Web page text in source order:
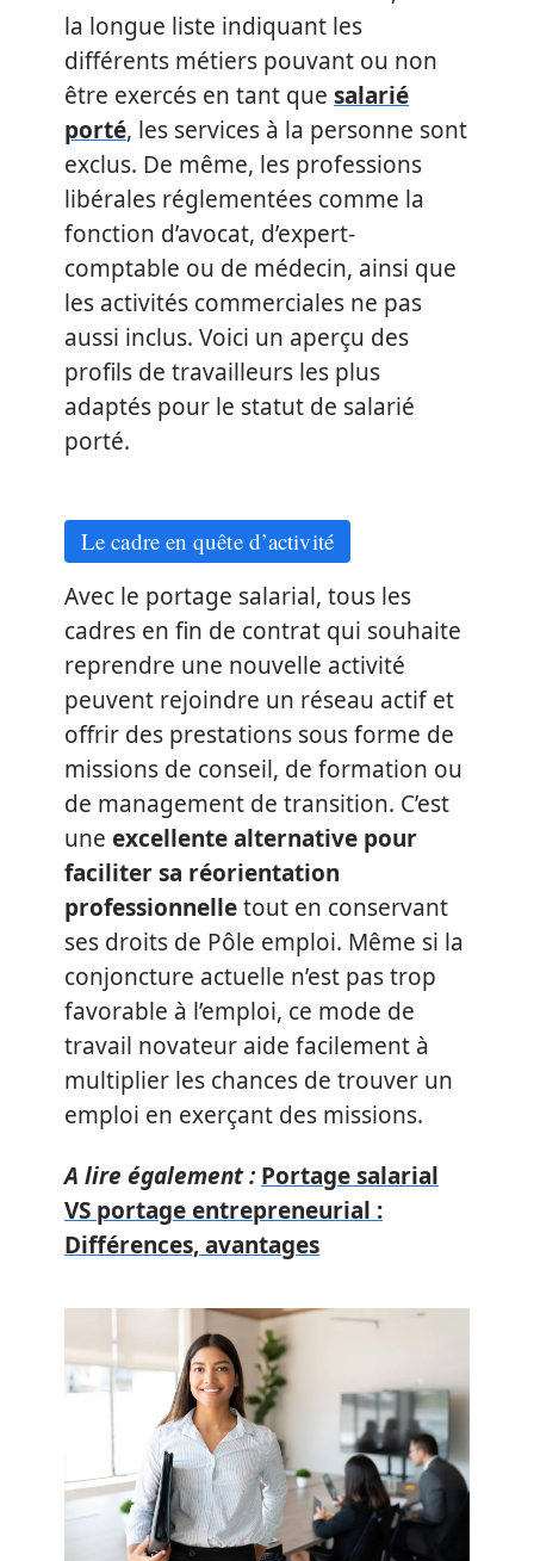
la longue liste indiquant les
différents métiers pouvant ou non
être exercés en tant que salarié
porté, les services à la personne sont
exclus. De même, les professions
libérales réglementées comme la
fonction d’avocat, d’expert-
comptable ou de médecin, ainsi que
les activités commerciales ne pas
aussi inclus. Voici un aperçu des
profils de travailleurs les plus
adaptés pour le statut de salarié
porté.
Le cadre en quête d’activité
Avec le portage salarial, tous les
cadres en fin de contrat qui souhaite
reprendre une nouvelle activité
peuvent rejoindre un réseau actif et
offrir des prestations sous forme de
missions de conseil, de formation ou
de management de transition. C’est
une excellente alternative pour
faciliter sa réorientation
professionnelletout en conservant
ses droits de Pôle emploi. Même si la
conjoncture actuelle n’est pas trop
favorable à l’emploi, ce mode de
travail novateur aide facilement à
multiplier les chances de trouver un
emploi en exerçant des missions.
A lire également : Portage salarial
VS portage entrepreneurial :
Différences, avantages